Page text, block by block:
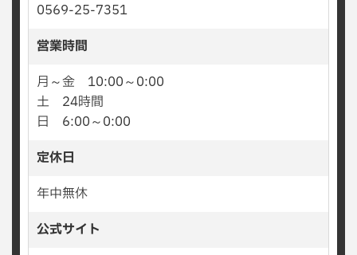
0569-25-7351
営業時間
月～金 10:00～0:00
土 24時間
日 6:00～0:00
定休日
年中無休
公式サイト